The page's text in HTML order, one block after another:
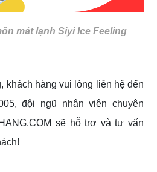
mát lạnh Siyi Ice Feeling
khách hàng vui lòng liên hệ đến
đội ngũ nhân viên chuyên
sẽ hỗ trợ và tư vấn